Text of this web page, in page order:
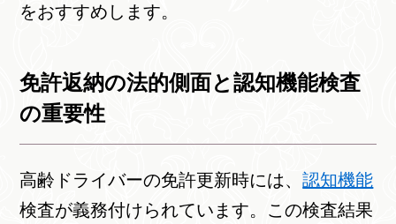
をおすすめします。
免許返納の法的側面と認知機能検査
の重要性
高齢ドライバーの免許更新時には、認知機能
検査が義務付けられています。この検査結果